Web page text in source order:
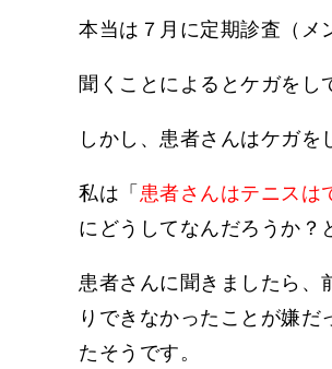
本当は７月に定期診査（メ
聞くことによるとケガをし
しかし、患者さんはケガを
私は「 患者さんはテニスは
にどうしてなんだろうか？
患者さんに聞きましたら、
りできなかったことが嫌だ
たそうです。